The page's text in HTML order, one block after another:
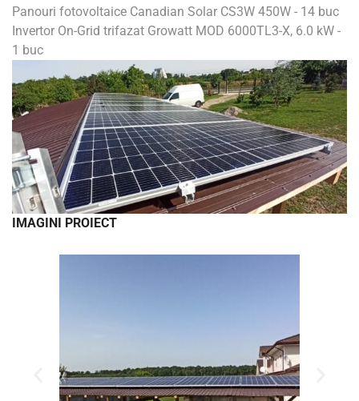
Panouri fotovoltaice Canadian Solar CS3W 450W - 14 buc
Invertor On-Grid trifazat Growatt MOD 6000TL3-X, 6.0 kW -
1 buc
IMAGINI PROIECT